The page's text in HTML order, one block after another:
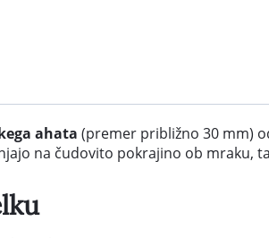
ahata (premer približno 30 mm)
na čudovito pokrajino ob mraku,